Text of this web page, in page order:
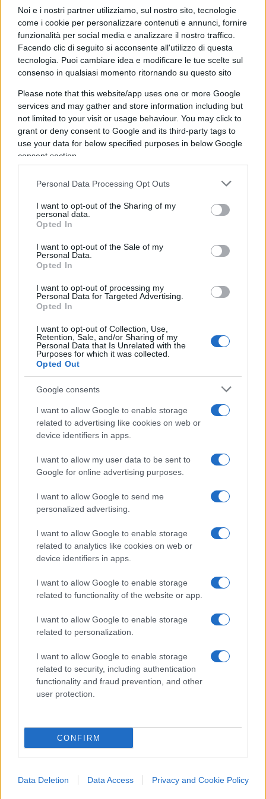
Noi e i nostri partner utilizziamo, sul nostro sito, tecnologie
come i cookie per personalizzare contenuti e annunci, fornire
funzionalità per social media e analizzare il nostro traffico.
Facendo clic di seguito si acconsente all'utilizzo di questa
tecnologia. Puoi cambiare idea e modificare le tue scelte sul
consenso in qualsiasi momento ritornando su questo sito
Please note that this website/app uses one or more Google
services and may gather and store information including but
not limited to your visit or usage behaviour. You may click to
grant or deny consent to Google and its third-party tags to
use your data for below specified purposes in below Google
consent section.
Personal Data Processing Opt Outs
I want to opt-out of the Sharing of my
personal data.
Opted In
I want to opt-out of the Sale of my
Personal Data.
Opted In
I want to opt-out of processing my
Personal Data for Targeted Advertising.
Opted In
I want to opt-out of Collection, Use,
Retention, Sale, and/or Sharing of my
Personal Data that Is Unrelated with the
Purposes for which it was collected.
Opted Out
Google consents
I want to allow Google to enable storage
related to advertising like cookies on web or
device identifiers in apps.
I want to allow my user data to be sent to
Google for online advertising purposes.
I want to allow Google to send me
personalized advertising.
I want to allow Google to enable storage
related to analytics like cookies on web or
device identifiers in apps.
I want to allow Google to enable storage
related to functionality of the website or app.
I want to allow Google to enable storage
related to personalization.
I want to allow Google to enable storage
related to security, including authentication
functionality and fraud prevention, and other
user protection.
CONFIRM
Data Deletion Data Access Privacy and Cookie Policy
Stati. Nonlibertà dei cittadini, che importa zero al
padre delGreen Pass. Perciò, quando egli
aggiunge che “ivalori esistenziali dell’Unione
europeasono lapace, lalibertàe ilrispetto della
sovranità democratica
”, si può serenamente
intendere:pace,libertà degli Statieindipendenza
Dal giogo russo, ovviamente, non da quello
leuropeoperché – secondo lui – solo unautocrate
lo considererebbe tale.
Ciò che ne deriverebbe “infliggerebbe un
colpo
minerebbe tutta l’alleanza occidentale”.
Vincere significa che la Russia
abbandona il suo passato
imperiale
per questo
nostra prosperità…collettiva”. Noti bene il lettore:
a minacciare la nostra prosperità, sarebbe
l’accettazione di una eventuale vittoria militare
russa …non la continuazione delle sanzioni.
Perché, traduciamo, se accettassimo una vittoria
oun pareggio confuso… dovremmo pure
rinunciare alle sanzioni. Mentre, se non
accettassimo, pure in presenza di un collasso
dell’esercito ucraino, allora continueremmo a
combattere
un altro tipo di guerra
, che già
stiamo combattendo: la
Scopo della quale è che “la Russia
”. Precedentemente definiti da
L’Eccelsocome “un piano premeditato per
che, se Mosca cessasse di pensarsi come un
impero, cesserebbe pure di pensare all’Ucraina.
Per quanto tempo dovremocombattere
vorrebbe uncambiamento politico interno
verificherà presto”. Quindi,
tempo.
Un’economia molto diversa dal